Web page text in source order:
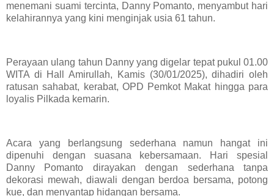
menemani suami tercinta, Danny Pomanto, menyambut hari
kelahirannya yang kini menginjak usia 61 tahun.
Perayaan ulang tahun Danny yang digelar tepat pukul 01.00
WITA di Hall Amirullah, Kamis (30/01/2025), dihadiri oleh
ratusan sahabat, kerabat, OPD Pemkot Makat hingga para
loyalis Pilkada kemarin.
Acara yang berlangsung sederhana namun hangat ini
dipenuhi dengan suasana kebersamaan. Hari spesial
Danny Pomanto dirayakan dengan sederhana tanpa
dekorasi mewah, diawali dengan berdoa bersama, potong
kue, dan menyantap hidangan bersama.